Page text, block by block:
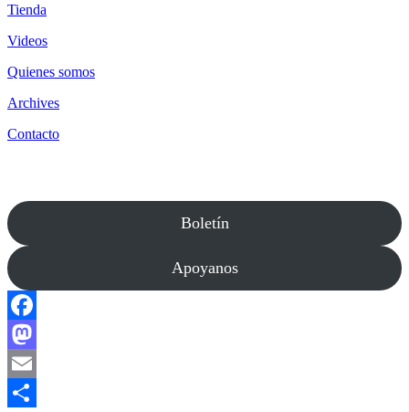
Tienda
Videos
Quienes somos
Archives
Contacto
Boletín
Apoyanos
Facebook
Mastodon
Email